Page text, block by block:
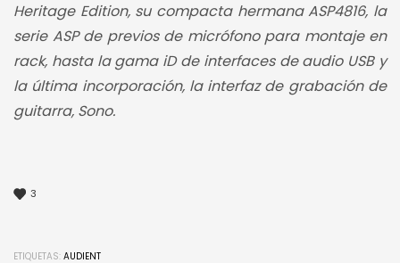
Heritage Edition, su compacta hermana ASP4816, la
serie ASP de previos de micrófono para montaje en
rack, hasta la gama iD de interfaces de audio USB y
la última incorporación, la interfaz de grabación de
guitarra, Sono.
3
ETIQUETAS: AUDIENT